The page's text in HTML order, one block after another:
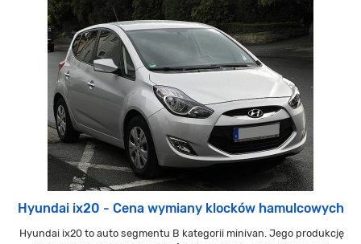
Hyundai ix20 - Cena wymiany klocków hamulcowych
Hyundai ix20 to auto segmentu B kategorii minivan. Jego produkcję